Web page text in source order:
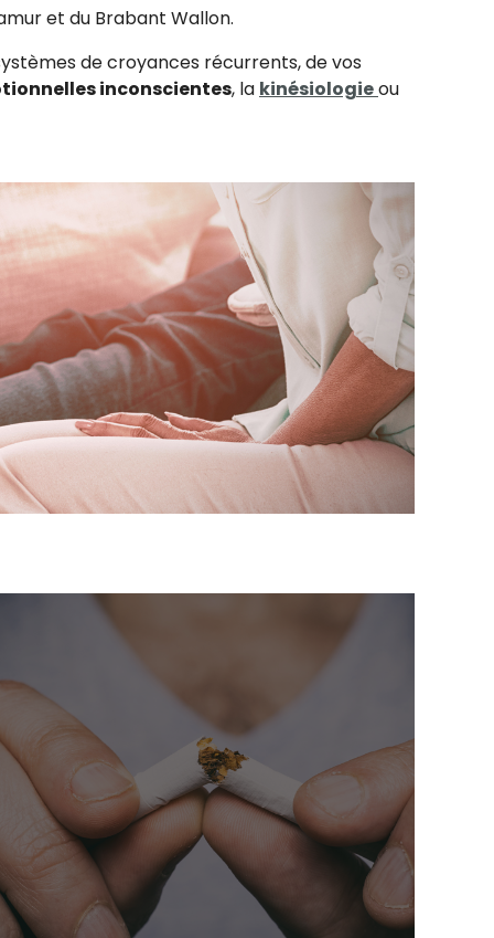
et du Brabant Wallon.
de croyances récurrents, de vos
inconscientes, la kinésiologieou